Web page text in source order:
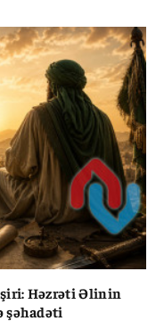
Həzrəti Əlinin
şəhadəti